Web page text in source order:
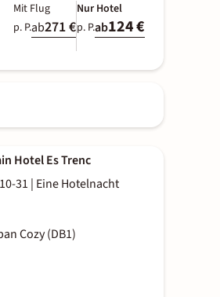
Mit Flug
p. P.ab271 €
Nur Hotel
p. P.ab124 €
Hotel Es Trenc
31 | Eine Hotelnacht
Cozy (DB1)